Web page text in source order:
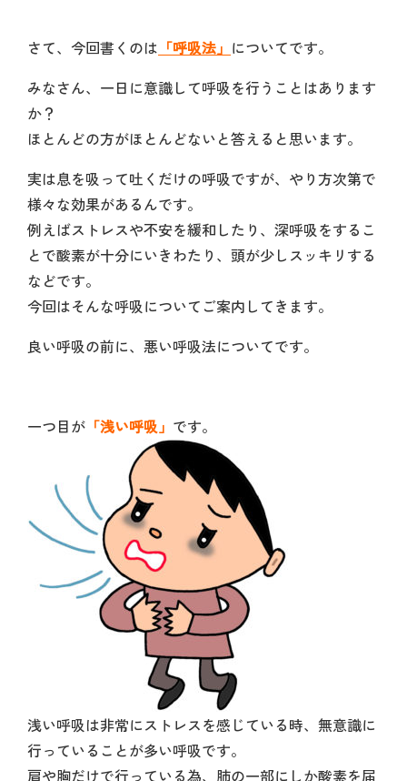
さて、今回書くのは 「呼吸法」 についてです。
みなさん、一日に意識して呼吸を行うことはあります
か？
ほとんどの方がほとんどないと答えると思います。
実は息を吸って吐くだけの呼吸ですが、やり方次第で
様々な効果があるんです。
例えばストレスや不安を緩和したり、深呼吸をするこ
とで酸素が十分にいきわたり、頭が少しスッキリする
などです。
今回はそんな呼吸についてご案内してきます。
良い呼吸の前に、悪い呼吸法についてです。
一つ目が 「浅い呼吸」 です。
浅い呼吸は非常にストレスを感じている時、無意識に
行っていることが多い呼吸です。
肩や胸だけで行っている為、肺の一部にしか酸素を届